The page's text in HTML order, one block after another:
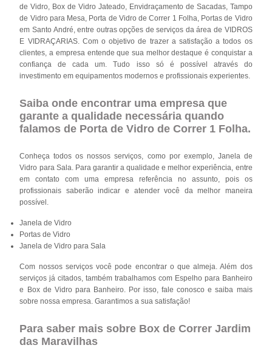
de Vidro, Box de Vidro Jateado, Envidraçamento de Sacadas, Tampo
de Vidro para Mesa, Porta de Vidro de Correr 1 Folha, Portas de Vidro
em Santo André, entre outras opções de serviços da área de VIDROS
E VIDRAÇARIAS. Com o objetivo de trazer a satisfação a todos os
clientes, a empresa entende que sua melhor destaque é conquistar a
confiança de cada um. Tudo isso só é possível através do
investimento em equipamentos modernos e profissionais experientes.
Saiba onde encontrar uma empresa que
garante a qualidade necessária quando
falamos de Porta de Vidro de Correr 1 Folha.
Conheça todos os nossos serviços, como por exemplo, Janela de
Vidro para Sala. Para garantir a qualidade e melhor experiência, entre
em contato com uma empresa referência no assunto, pois os
profissionais saberão indicar e atender você da melhor maneira
possível.
Janela de Vidro
Portas de Vidro
Janela de Vidro para Sala
Com nossos serviços você pode encontrar o que almeja. Além dos
serviços já citados, também trabalhamos com Espelho para Banheiro
e Box de Vidro para Banheiro. Por isso, fale conosco e saiba mais
sobre nossa empresa. Garantimos a sua satisfação!
Para saber mais sobre Box de Correr Jardim
das Maravilhas